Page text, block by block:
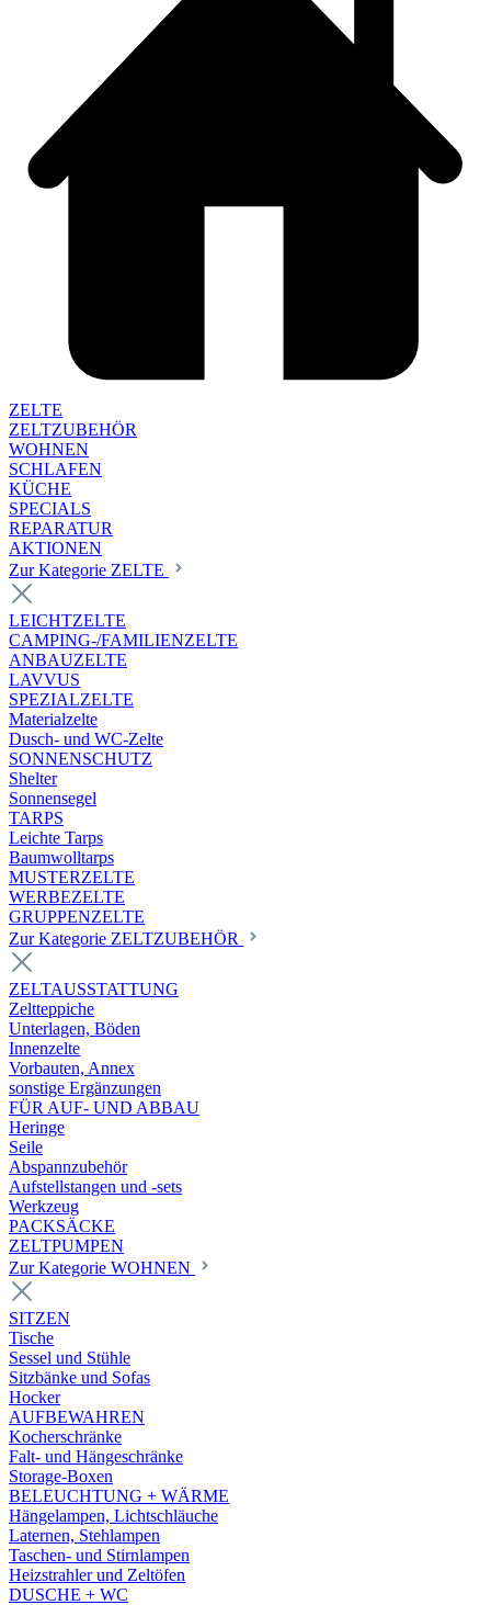
ZELTE
ZELTZUBEHÖR
WOHNEN
SCHLAFEN
KÜCHE
SPECIALS
REPARATUR
AKTIONEN
Zur Kategorie ZELTE
LEICHTZELTE
CAMPING-/FAMILIENZELTE
ANBAUZELTE
LAVVUS
SPEZIALZELTE
Materialzelte
Dusch- und WC-Zelte
SONNENSCHUTZ
Shelter
Sonnensegel
TARPS
Leichte Tarps
Baumwolltarps
MUSTERZELTE
WERBEZELTE
GRUPPENZELTE
Zur Kategorie ZELTZUBEHÖR
ZELTAUSSTATTUNG
Zeltteppiche
Unterlagen, Böden
Innenzelte
Vorbauten, Annex
sonstige Ergänzungen
FÜR AUF- UND ABBAU
Heringe
Seile
Abspannzubehör
Aufstellstangen und -sets
Werkzeug
PACKSÄCKE
ZELTPUMPEN
Zur Kategorie WOHNEN
SITZEN
Tische
Sessel und Stühle
Sitzbänke und Sofas
Hocker
AUFBEWAHREN
Kocherschränke
Falt- und Hängeschränke
Storage-Boxen
BELEUCHTUNG + WÄRME
Hängelampen, Lichtschläuche
Laternen, Stehlampen
Taschen- und Stirnlampen
Heizstrahler und Zeltöfen
DUSCHE + WC